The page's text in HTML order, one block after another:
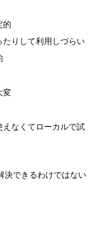
的
りして利用しづらい
変
なくてローカルで試
決できるわけではない